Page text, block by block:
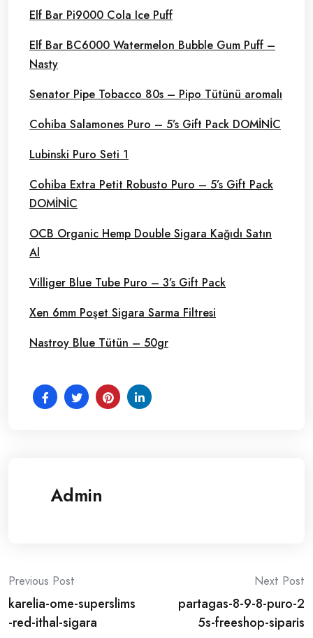
Elf Bar Pi9000 Cola Ice Puff
Elf Bar BC6000 Watermelon Bubble Gum Puff –
Nasty
Senator Pipe Tobacco 80s – Pipo Tütünü aromalı
Cohiba Salamones Puro – 5’s Gift Pack DOMİNİC
Lubinski Puro Seti 1
Cohiba Extra Petit Robusto Puro – 5’s Gift Pack
DOMİNİC
OCB Organic Hemp Double Sigara Kağıdı Satın
Al
Villiger Blue Tube Puro – 3’s Gift Pack
Xen 6mm Poşet Sigara Sarma Filtresi
Nastroy Blue Tütün – 50gr
Admin
Post
navigation
Previous Post
karelia-ome-superslims
-red-ithal-sigara
Next Post
partagas-8-9-8-puro-2
5s-freeshop-siparis